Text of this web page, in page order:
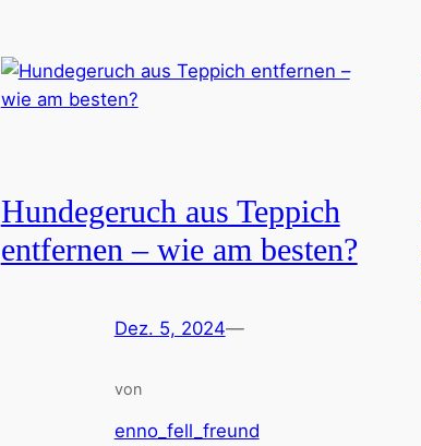
Hundegeruch aus Teppich
entfernen – wie am besten?
Dez. 5, 2024—
von
enno_fell_freund